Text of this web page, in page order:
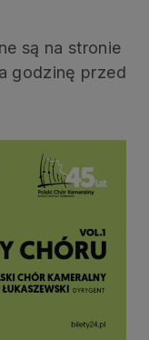
są na stronie
godzinę przed